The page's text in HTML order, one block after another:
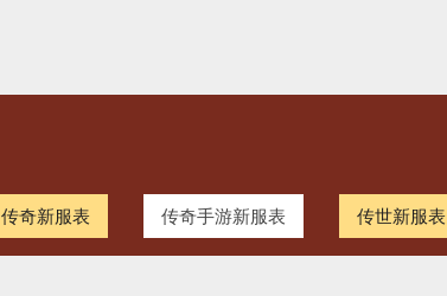
传奇新服表 传奇手游新服表 传世新服表